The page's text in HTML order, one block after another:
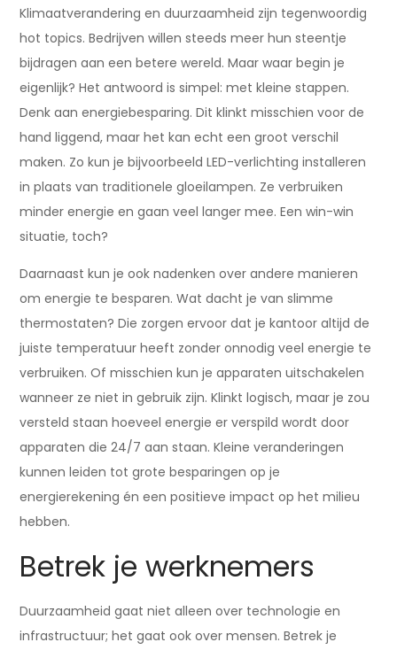
Klimaatverandering en duurzaamheid zijn tegenwoordig
hot topics. Bedrijven willen steeds meer hun steentje
bijdragen aan een betere wereld. Maar waar begin je
eigenlijk? Het antwoord is simpel: met kleine stappen.
Denk aan energiebesparing. Dit klinkt misschien voor de
hand liggend, maar het kan echt een groot verschil
maken. Zo kun je bijvoorbeeld LED-verlichting installeren
in plaats van traditionele gloeilampen. Ze verbruiken
minder energie en gaan veel langer mee. Een win-win
situatie, toch?
Daarnaast kun je ook nadenken over andere manieren
om energie te besparen. Wat dacht je van slimme
thermostaten? Die zorgen ervoor dat je kantoor altijd de
juiste temperatuur heeft zonder onnodig veel energie te
verbruiken. Of misschien kun je apparaten uitschakelen
wanneer ze niet in gebruik zijn. Klinkt logisch, maar je zou
versteld staan hoeveel energie er verspild wordt door
apparaten die 24/7 aan staan. Kleine veranderingen
kunnen leiden tot grote besparingen op je
energierekening én een positieve impact op het milieu
hebben.
Betrek je werknemers
Duurzaamheid gaat niet alleen over technologie en
infrastructuur; het gaat ook over mensen. Betrek je